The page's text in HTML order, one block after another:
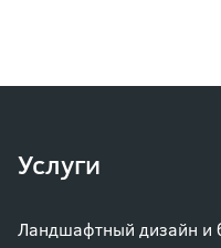
Услуги
Ландшафтный дизайн и